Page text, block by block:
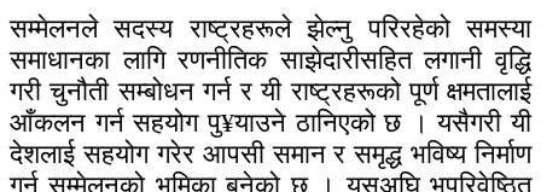
सम्मेलनले सदस्य राष्ट्रहरूले झेल्नु परिरहेको समस्या
समाधानका लागि रणनीतिक साझेदारीसहित लगानी वृद्धि
गरी चुनौती सम्बोधन गर्न र यी राष्ट्रहरूको पूर्ण क्षमतालाई
आँकलन गर्न सहयोग पु¥याउने ठानिएको छ । यसैगरी यी
देशलाई सहयोग गरेर आपसी समान र समृद्ध भविष्य निर्माण
गर्न सम्मेलनको भूमिका बनेको छ । यसअघि भूपरिवेष्ठित